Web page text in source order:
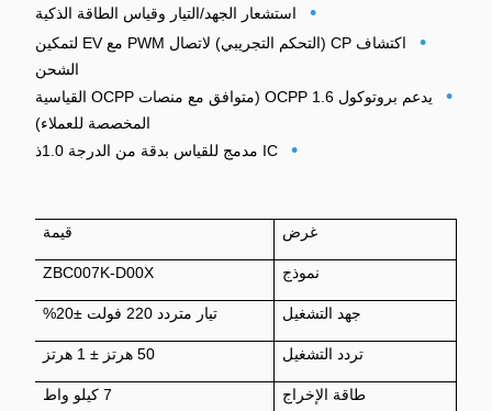
• استشعار الجهد/التيار وقياس الطاقة الذكية
•
اكتشاف CP (التحكم التجريبي) لاتصال PWM مع EV لتمكين
الشحن
•
يدعم بروتوكول OCPP 1.6 (متوافق مع منصات OCPP القياسية
المخصصة للعملاء)
• IC مدمج للقياس بدقة من الدرجة 1.0 ذ
غرض قيمة
نموذج ZBC007K-D00X
جهد التشغيل تيار متردد 220 فولت ±20%
تردد التشغيل 50 هرتز ± 1 هرتز
طاقة الإخراج 7 كيلو واط